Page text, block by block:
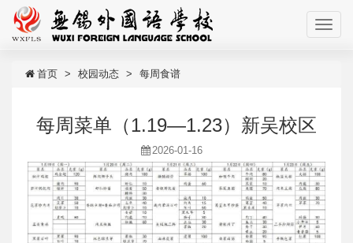
首页 校园动态 每周食谱
每周菜单（1.19—1.23）新吴校区
2026-01-16